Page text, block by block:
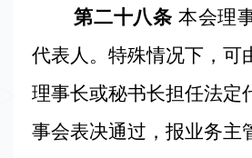
第二十八条 本会理
代表人。特殊情况下，可
理事长或秘书长担任法定
事会表决通过，报业务主